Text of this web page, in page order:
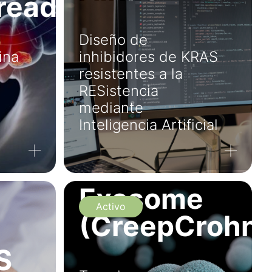
Diseño de
inhibidores de KRAS
resistentes a la
RESistencia
mediante
Inteligencia Artificial
Exosome
(CreepCrohn)
Activo